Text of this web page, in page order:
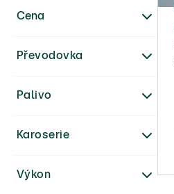
Karoserie
Palivo
Převodovka
Cena
Výkon